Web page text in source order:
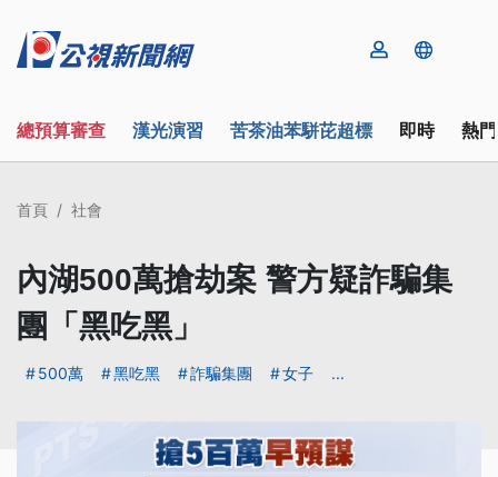
總預算審查 漢光演習 苦茶油苯駢芘超標 即時 熱
首頁 社會
內湖500萬搶劫案 警方疑詐騙集
團「黑吃黑」
500萬 黑吃黑 詐騙集團 女子 ...